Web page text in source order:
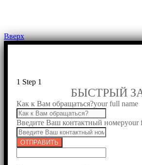
Вверх
1 Step 1
БЫСТРЫЙ
Как к Вам обращаться?your full name
Введите Ваш контактный номерyour
ОТПРАВИТЬ